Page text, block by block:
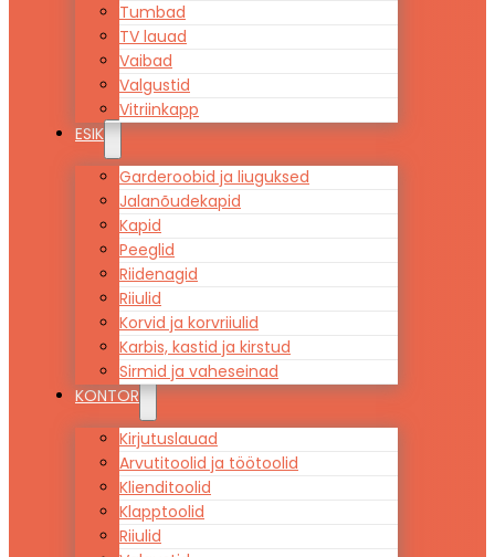
Tumbad
TV lauad
Vaibad
Valgustid
Vitriinkapp
ESIK
Garderoobid ja liuguksed
Jalanõudekapid
Kapid
Peeglid
Riidenagid
Riiulid
Korvid ja korvriiulid
Karbis, kastid ja kirstud
Sirmid ja vaheseinad
KONTOR
Kirjutuslauad
Arvutitoolid ja töötoolid
Klienditoolid
Klapptoolid
Riiulid